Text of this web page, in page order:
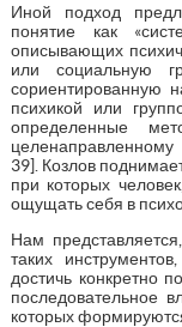
Иной подход
понятие как
описывающих
или социальную
сориентированную
психикой или
определенные
39]. Козлов
при которых
ощущать себя в
Нам
таких
достичь конкретно
последовательное
которых